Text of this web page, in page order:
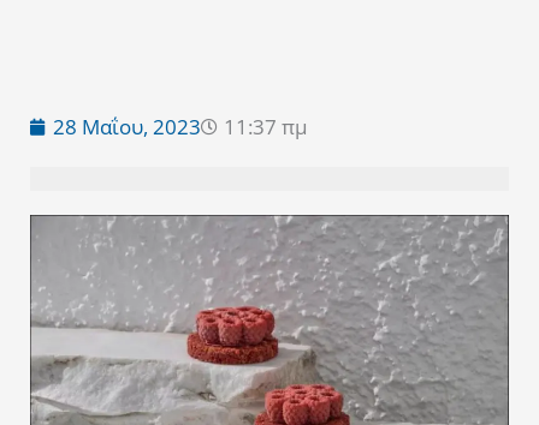
28 Μαΐου, 2023 11:37 πμ